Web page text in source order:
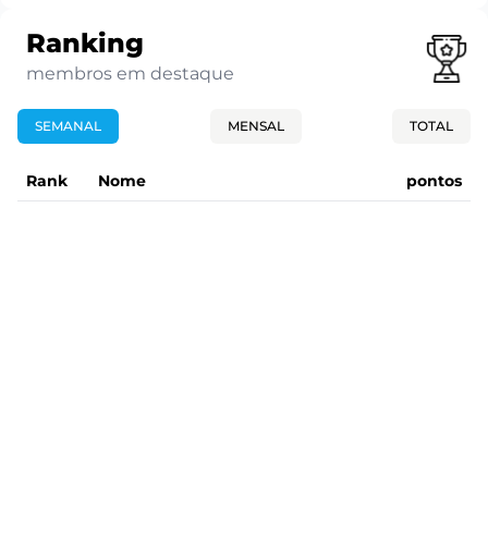
Ranking
membros em destaque
SEMANAL MENSAL TOTAL
Rank Nome pontos